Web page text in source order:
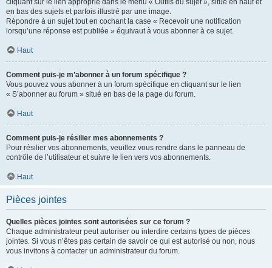
cliquant sur le lien approprié dans le menu « Outils du sujet », situé en haut et
en bas des sujets et parfois illustré par une image.
Répondre à un sujet tout en cochant la case « Recevoir une notification
lorsqu’une réponse est publiée » équivaut à vous abonner à ce sujet.
Haut
Comment puis-je m’abonner à un forum spécifique ?
Vous pouvez vous abonner à un forum spécifique en cliquant sur le lien
« S’abonner au forum » situé en bas de la page du forum.
Haut
Comment puis-je résilier mes abonnements ?
Pour résilier vos abonnements, veuillez vous rendre dans le panneau de
contrôle de l’utilisateur et suivre le lien vers vos abonnements.
Haut
Pièces jointes
Quelles pièces jointes sont autorisées sur ce forum ?
Chaque administrateur peut autoriser ou interdire certains types de pièces
jointes. Si vous n’êtes pas certain de savoir ce qui est autorisé ou non, nous
vous invitons à contacter un administrateur du forum.